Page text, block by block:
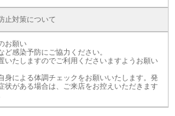
止対策について
お願い
ど感染予防にご協力ください。
いたしますのでご利用くださいますようお願い
身による体調チェックをお願いいたします。発
状がある場合は、ご来店をお控えいただきます